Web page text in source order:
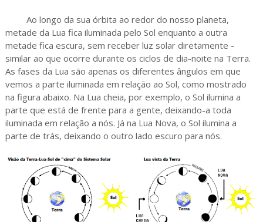
Ao longo da sua órbita ao redor do nosso planeta,
metade da Lua fica iluminada pelo Sol enquanto a outra
metade fica escura, sem receber luz solar diretamente -
similar ao que ocorre durante os ciclos de dia-noite na Terra.
As fases da Lua são apenas os diferentes ângulos em que
vemos a parte iluminada em relação ao Sol, como mostrado
na figura abaixo. Na Lua cheia, por exemplo, o Sol ilumina a
parte que está de frente para a gente, deixando-a toda
iluminada em relação a nós. Já na Lua Nova, o Sol ilumina a
parte de trás, deixando o outro lado escuro para nós.